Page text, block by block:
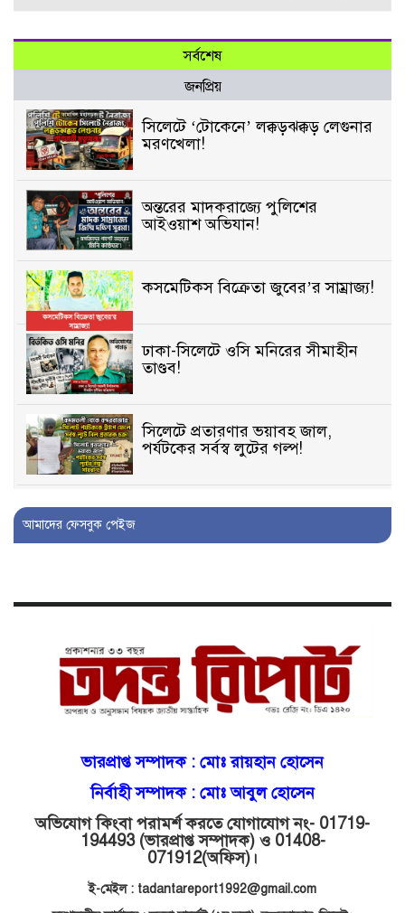
সর্বশেষ
জনপ্রিয়
সিলেটে ‘টোকেনে’ লক্কড়ঝক্কড় লেগুনার
মরণখেলা!
অন্তরের মাদকরাজ্যে পুলিশের
আইওয়াশ অভিযান!
কসমেটিকস বিক্রেতা জুবের’র সাম্রাজ্য!
ঢাকা-সিলেটে ওসি মনিরের সীমাহীন
তাণ্ডব!
সিলেটে প্রতারণার ভয়াবহ জাল,
পর্যটকের সর্বস্ব লুটের গল্প!
বিআইডিসি’তে ১৫ বছরের দখলদারিত্ব
ভ্রূণহত্যার অপচেষ্টা, গোয়াইনঘাট জুড়ে
মোগলাবাজার থানা কার কবলে?
গোয়াইনঘাটে বিজিবির নাম ভাঙিয়ে
দুলালের রাজত্ব!
মোগলাবাজারে এসআই দয়াময়’র
ঘুষের রাজত্ব!
আমাদের ফেসবুক পেইজ
ভারপ্রাপ্ত সম্পাদক : মোঃ রায়হান হোসেন
নির্বাহী সম্পাদক : মোঃ আবুল হোসেন
অভিযোগ কিংবা পরামর্শ করতে যোগাযোগ নং- 01719-
194493 (ভারপ্রাপ্ত সম্পাদক) ও 01408-
071912(অফিস)।
ই-মেইল : tadantareport1992@gmail.com